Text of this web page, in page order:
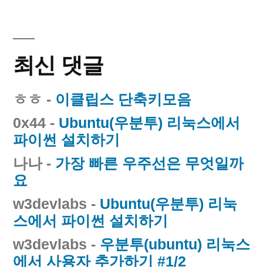
최신 댓글
ㅎㅎ - 이클립스 단축키모음
0x44 - Ubuntu(우분투) 리눅스에서
파이썬 설치하기
나나- 가장 빠른 우주선은 무엇일까
요
w3devlabs - Ubuntu(우분투) 리눅
스에서 파이썬 설치하기
w3devlabs - 우분투(ubuntu) 리눅스
에서 사용자 추가하기 #1/2